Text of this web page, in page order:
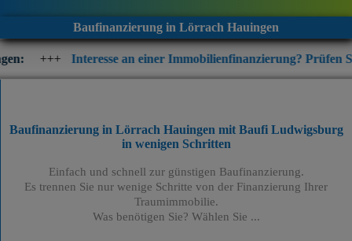
Baufinanzierung in Lörrach Hauingen
an einer Immobilienfinanzierung? Prüfen Sie jetzt die
Baufinanzierung in Lörrach Hauingen mit Baufi Ludwigsburg
in wenigen Schritten
Einfach und schnell zur günstigen Baufinanzierung.
Es trennen Sie nur wenige Schritte von der Finanzierung Ihrer
Traumimmobilie.
Was benötigen Sie? Wählen Sie ...